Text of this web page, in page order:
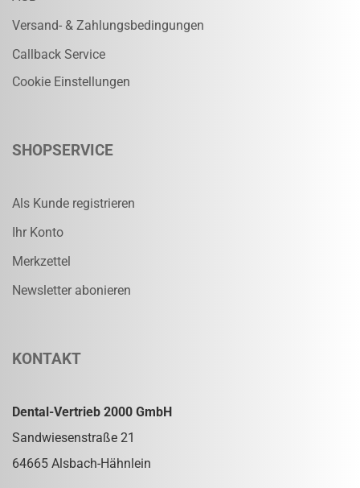
Versand- & Zahlungsbedingungen
Callback Service
Cookie Einstellungen
SHOPSERVICE
Als Kunde registrieren
Ihr Konto
Merkzettel
Newsletter abonieren
KONTAKT
Dental-Vertrieb 2000 GmbH
Sandwiesenstraße 21
64665 Alsbach-Hähnlein